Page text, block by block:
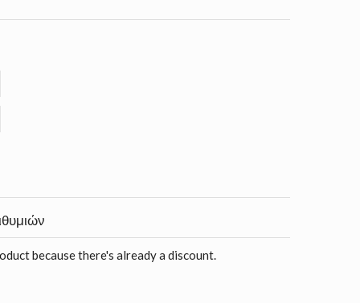
because there's already a discount.